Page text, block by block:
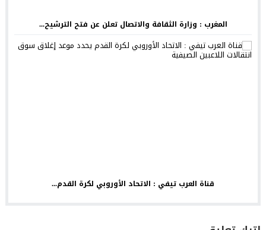
المغرب : وزارة الثقافة والاتصال تعلن عن فتح الترشيح...
قناة العرب تيفي : الاتحاد الأوروبي لكرة القدم...